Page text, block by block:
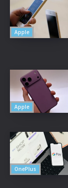
Apple
Apple
OnePlus